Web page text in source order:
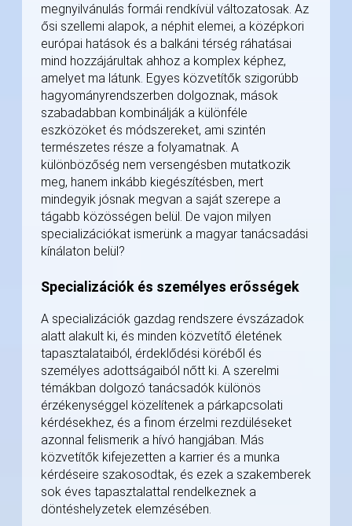
megnyilvánulás formái rendkívül változatosak. Az
ősi szellemi alapok, a néphit elemei, a középkori
európai hatások és a balkáni térség ráhatásai
mind hozzájárultak ahhoz a komplex képhez,
amelyet ma látunk. Egyes közvetítők szigorúbb
hagyományrendszerben dolgoznak, mások
szabadabban kombinálják a különféle
eszközöket és módszereket, ami szintén
természetes része a folyamatnak. A
különbözőség nem versengésben mutatkozik
meg, hanem inkább kiegészítésben, mert
mindegyik jósnak megvan a saját szerepe a
tágabb közösségen belül. De vajon milyen
specializációkat ismerünk a magyar tanácsadási
kínálaton belül?
Specializációk és személyes erősségek
A specializációk gazdag rendszere évszázadok
alatt alakult ki, és minden közvetítő életének
tapasztalataiból, érdeklődési köréből és
személyes adottságaiból nőtt ki. A szerelmi
témákban dolgozó tanácsadók különös
érzékenységgel közelítenek a párkapcsolati
kérdésekhez, és a finom érzelmi rezdüléseket
azonnal felismerik a hívó hangjában. Más
közvetítők kifejezetten a karrier és a munka
kérdéseire szakosodtak, és ezek a szakemberek
sok éves tapasztalattal rendelkeznek a
döntéshelyzetek elemzésében.